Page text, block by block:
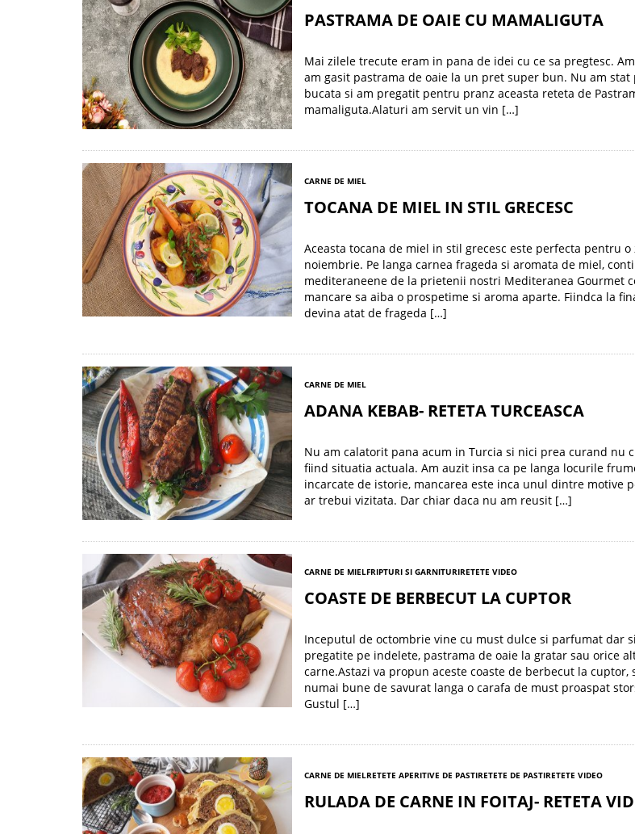
PASTRAMA DE OAIE CU MAMALIGUTA
Mai zilele trecute eram in pana de idei cu ce sa pregtesc.
am gasit pastrama de oaie la un pret super bun. Nu am
bucata si am pregatit pentru pranz aceasta reteta de
mamaliguta.Alaturi am servit un vin […]
CARNE DE MIEL
TOCANA DE MIEL IN STIL GRECESC
Aceasta tocana de miel in stil grecesc este perfecta pentru o
noiembrie. Pe langa carnea frageda si aromata de miel,
mediteraneene de la prietenii nostri Mediteranea Gourmet
mancare sa aiba o prospetime si aroma aparte. Fiindca la
devina atat de frageda […]
CARNE DE MIEL
ADANA KEBAB- RETETA TURCEASCA
Nu am calatorit pana acum in Turcia si nici prea curand nu
fiind situatia actuala. Am auzit insa ca pe langa locurile
incarcate de istorie, mancarea este inca unul dintre motive
ar trebui vizitata. Dar chiar daca nu am reusit […]
CARNE DE MIELFRIPTURI SI GARNITURIRETETE VIDEO
COASTE DE BERBECUT LA CUPTOR
Inceputul de octombrie vine cu must dulce si parfumat dar
pregatite pe indelete, pastrama de oaie la gratar sau orice
carne.Astazi va propun aceste coaste de berbecut la cuptor,
numai bune de savurat langa o carafa de must proaspat
Gustul […]
CARNE DE MIELRETETE APERITIVE DE PASTIRETETE DE PASTIRETETE VIDEO
RULADA DE CARNE IN FOITAJ- RETETA